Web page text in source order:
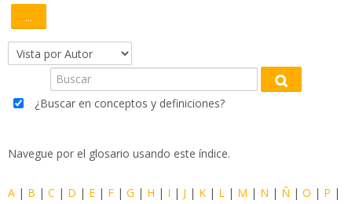
Diplomados
Bachilleratos
Buscar
...
Exportar entradas
Navegue por el glosario usando este índice.
Buscar
Buscar
¿Buscar en conceptos y definiciones?
Navegue por el glosario usando este índice.
A | B | C | D | E | F | G | H | I | J | K | L | M | N | Ñ | O | P |